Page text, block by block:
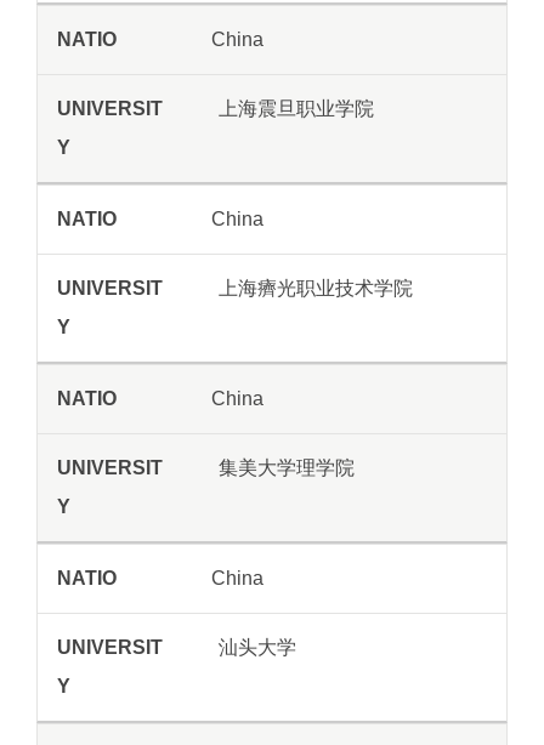
China
上海震旦职业学院
China
上海癠光职业技术学院
China
集美大学理学院
China
汕头大学